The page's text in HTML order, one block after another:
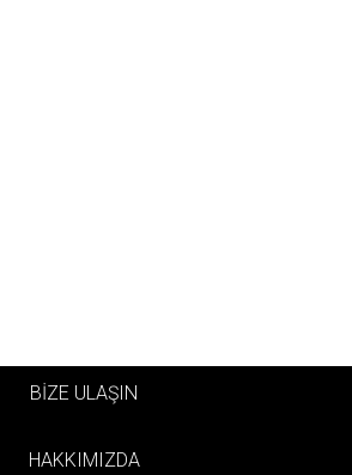
BİZE ULAŞIN
HAKKIMIZDA